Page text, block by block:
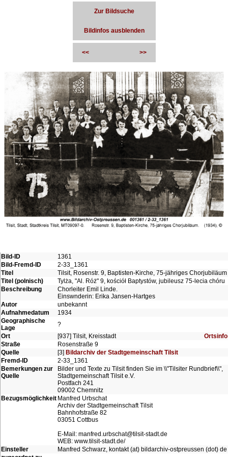
Zur Bildsuche
Bildinfos ausblenden
<< >>
Bild-ID
1361
Bild-Fremd-ID
2-33_1361
Titel
Tilsit, Rosenstr. 9, Baptisten-Kirche, 75-jähriges Chorjubiläum
Titel (polnisch)
Tylża, "Al. Róż" 9, kościół Baptystów, jubileusz 75-lecia chóru
Beschreibung
Chorleiter Emil Linde.
Einswnderin: Erika Jansen-Hartges
Autor
unbekannt
Aufnahmedatum
1934
Geographische
Lage
?
Ort
[937] Tilsit, Kreisstadt
Ortsinfo
Straße
Rosenstraße 9
Quelle
[3] Bildarchiv der Stadtgemeinschaft Tilsit
Fremd-ID
2-33_1361
Bemerkungen zur
Quelle
Bilder und Texte zu Tilsit finden Sie im \\"Tilsiter Rundbrief\\",
Stadtgemeinschaft Tilsit e.V.
Postfach 241
09002 Chemnitz
Bezugsmöglichkeit Manfred Urbschat
Archiv der Stadtgemeinschaft Tilsit
Bahnhofstraße 82
03051 Cottbus
E-Mail: manfred.urbschat@tilsit-stadt.de
WEB: www.tilsit-stadt.de/
Einsteller
Manfred Schwarz, kontakt (at) bildarchiv-ostpreussen (dot) de